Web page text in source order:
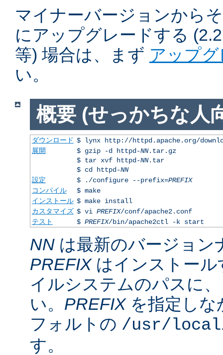
マイナーバージョンから
にアップグレードする
等) 場合は、まず アップ
い。
概要 (せっかちな人
ダウンロード $ lynx http://httpd.apache.org/
展開
$ gzip -d httpd-NN.tar.gz
$ tar xvf httpd-NN.tar
$ cd httpd-NN
設定
$ ./configure --prefix=PREFIX
コンパイル
$ make
インストール $ make install
カスタマイズ $ vi PREFIX/conf/apache2.conf
テスト
$ PREFIX/bin/apache2ctl -k start
NN は最新のバージョン
PREFIXはインストール
イルシステムのパスに
い。 PREFIXを指定しな
フォルトの /usr/local/
す。